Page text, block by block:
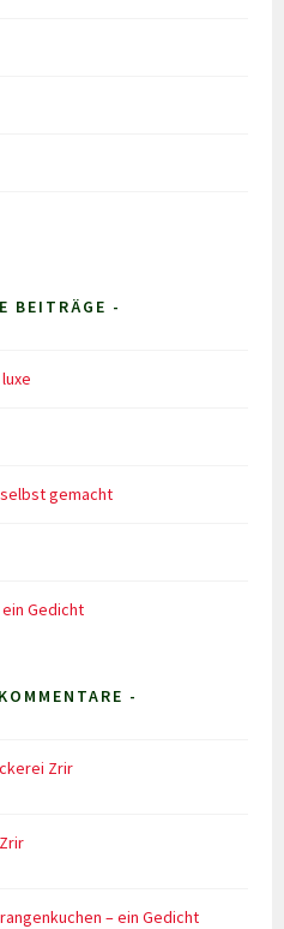
BEITRÄGE -
gemacht
Gedicht
-
Zrir
– ein Gedicht